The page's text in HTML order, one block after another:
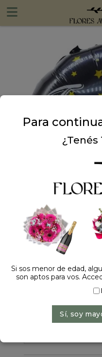
Dejá
NOMBRE
Para
¿Tenés
Si sos menor de edad,
son aptos para vos.